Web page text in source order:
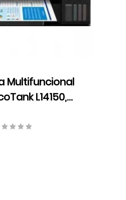
Multifuncional
L14150,
USB, Wifi,
250 hojas,